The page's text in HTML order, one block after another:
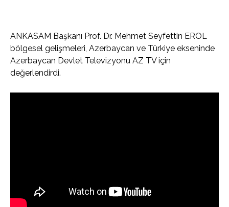
ANKASAM Başkanı Prof. Dr. Mehmet Seyfettin EROL
bölgesel gelişmeleri, Azerbaycan ve Türkiye ekseninde
Azerbaycan Devlet Televizyonu AZ TV için
değerlendirdi.